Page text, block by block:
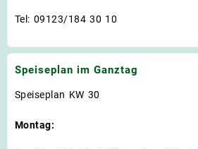
Tel: 09123/184 30 10
Speiseplan im Ganztag
Speiseplan KW 30
Montag: